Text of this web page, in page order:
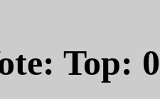
Top: 0